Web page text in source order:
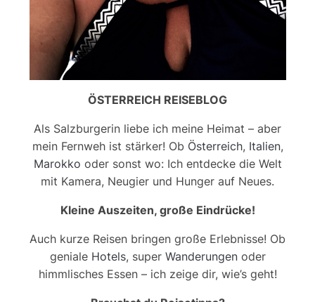
ÖSTERREICH REISEBLOG
Als Salzburgerin liebe ich meine Heimat – aber
mein Fernweh ist stärker! Ob Österreich, Italien,
Marokko oder sonst wo: Ich entdecke die Welt
mit Kamera, Neugier und Hunger auf Neues.
Kleine Auszeiten, große Eindrücke!
Auch kurze Reisen bringen große Erlebnisse! Ob
geniale Hotels, super Wanderungenoder
himmlisches Essen – ich zeige dir, wie’s geht!